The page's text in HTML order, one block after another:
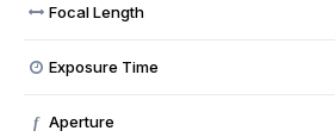
Focal Length
Exposure Time
f Aperture